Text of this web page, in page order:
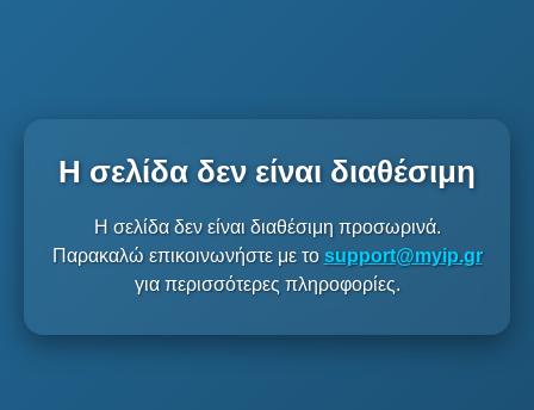
Η σελίδα δεν είναι διαθέσιμη
Η σελίδα δεν είναι διαθέσιμη προσωρινά.
Παρακαλώ επικοινωνήστε με το support@myip.gr
για περισσότερες πληροφορίες.